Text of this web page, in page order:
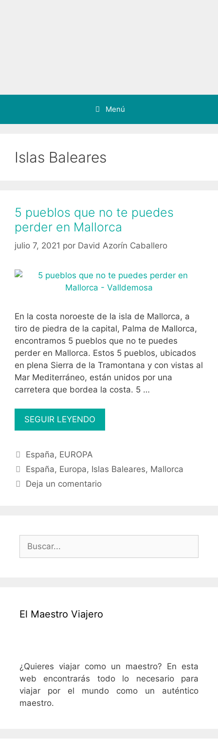
Menú
Islas Baleares
5 pueblos que no te puedes
perder en Mallorca
julio 7, 2021 por David Azorín Caballero
En la costa noroeste de la isla de Mallorca, a
tiro de piedra de la capital, Palma de Mallorca,
encontramos 5 pueblos que no te puedes
perder en Mallorca. Estos 5 pueblos, ubicados
en plena Sierra de la Tramontana y con vistas al
Mar Mediterráneo, están unidos por una
carretera que bordea la costa. 5 …
SEGUIR LEYENDO
pueblos
te
puedes
Categorías
España, EUROPA
Etiquetas
España, Europa, Islas Baleares, Mallorca
Deja un comentario
El Maestro Viajero
¿Quieres viajar como un maestro? En esta
web encontrarás todo lo necesario para
viajar por el mundo como un auténtico
maestro.